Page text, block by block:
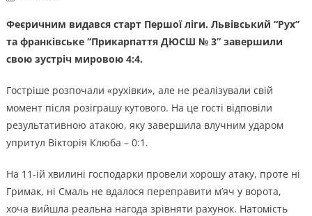
Феєричним видався старт Першої ліги. Львівський “Рух”
та франківське “Прикарпаття ДЮСШ № 3” завершили
свою зустріч мировою 4:4.
Гостріше розпочали «рухівки», але не реалізували свій
момент після розіграшу кутового. На це гості відповіли
результативною атакою, яку завершила влучним ударом
упритул Вікторія Клюба – 0:1.
На 11-ій хвилині господарки провели хорошу атаку, проте ні
Гримак, ні Смаль не вдалося переправити м’яч у ворота,
хоча вийшла реальна нагода зрівняти рахунок. Натомість